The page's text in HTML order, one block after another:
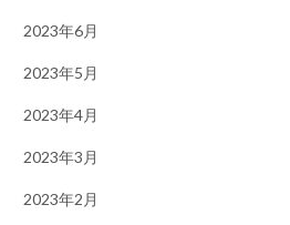
2023年6月
2023年5月
2023年4月
2023年3月
2023年2月